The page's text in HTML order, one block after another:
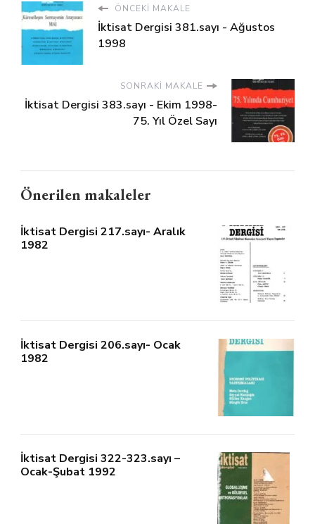
ÖNCEKI MAKALE
İktisat Dergisi 381.sayı - Ağustos
1998
SONRAKI MAKALE
İktisat Dergisi 383.sayı - Ekim 1998-
75. Yıl Özel Sayı
Önerilen makaleler
İktisat Dergisi 217.sayı- Aralık
1982
İktisat Dergisi 206.sayı- Ocak
1982
İktisat Dergisi 322-323.sayı –
Ocak-Şubat 1992